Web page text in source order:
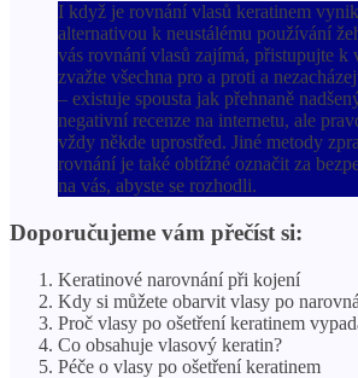
I když je rovnání vlasů keratinem
alternativou k neustálému používání
vás rovnání vlasů zajímá, přistupujte k
zvažte všechna pro a proti a
– existuje spousta jak přehnaně
negativní recenze na internetu, ale
vždy někde uprostřed. Jiné metody
rovnání je také obtížné označit za
na vás, abyste se rozhodli.
Doporučujeme vám přečíst si:
Keratinové narovnání při kojení
Kdy si můžete obarvit vlasy po
Proč vlasy po ošetření keratinem
Co obsahuje vlasový keratin?
Péče o vlasy po ošetření keratinem